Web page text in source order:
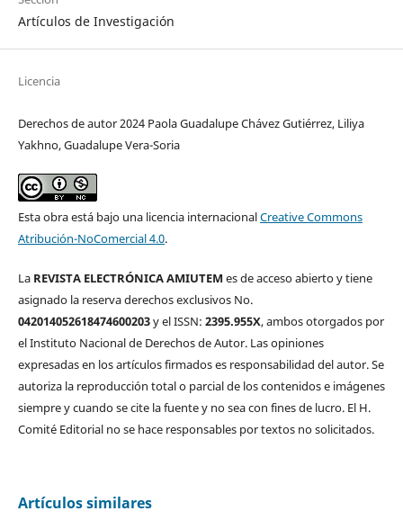
Artículos de Investigación
Licencia
Derechos de autor 2024 Paola Guadalupe Chávez Gutiérrez, Liliya
Yakhno, Guadalupe Vera-Soria
Esta obra está bajo una licencia internacionalCreative Commons
Atribución-NoComercial 4.0.
La REVISTA ELECTRÓNICA AMIUTEM es de acceso abierto y tiene
asignado la reserva derechos exclusivos No.
042014052618474600203y el ISSN: 2395.955X, ambos otorgados por
el Instituto Nacional de Derechos de Autor. Las opiniones
expresadas en los artículos firmados es responsabilidad del autor. Se
autoriza la reproducción total o parcial de los contenidos e imágenes
siempre y cuando se cite la fuente y no sea con fines de lucro. El H.
Comité Editorial no se hace responsables por textos no solicitados.
Artículos similares